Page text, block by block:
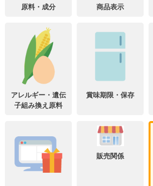
原料・成分 商品表示
アレルギー・遺伝
子組み換え原料
賞味期限・保存
販売関係